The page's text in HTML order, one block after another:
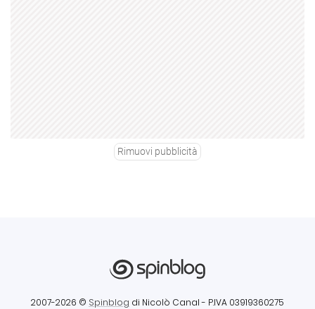
Rimuovi pubblicità
2007-2026 © Spinblog di Nicolò Canal - P.IVA 03919360275